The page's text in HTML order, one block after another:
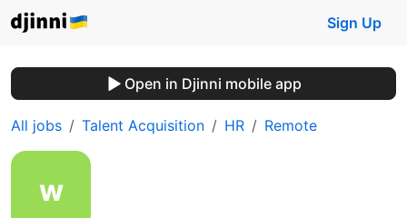
Sign Up
Open in Djinni mobile app
All jobs Talent Acquisition HR Remote